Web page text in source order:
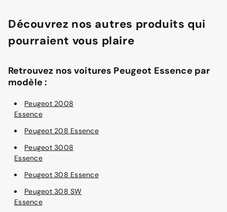
Découvrez nos autres produits qui
pourraient vous plaire
Retrouvez nos voitures Peugeot Essence par
modèle :
Peugeot 2008
Essence
Peugeot 208 Essence
Peugeot 3008
Essence
Peugeot 308 Essence
Peugeot 308 SW
Essence